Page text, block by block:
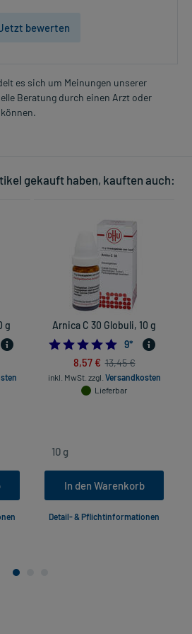
bewerten
es sich um Meinungen unserer
Beratung durch einen Arzt oder
gekauft haben, kauften auch:
g
Arnica C 30 Globuli, 10 g
9*
8,57 € 13,45 €
inkl. MwSt. zzgl. Versandkosten
Lieferbar
In den Warenkorb
Detail- & Pflichtinformationen